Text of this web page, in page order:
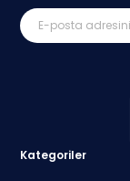
Kategoriler